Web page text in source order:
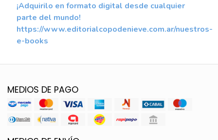
¡Adquirilo en formato digital desde cualquier
parte del mundo!
https://www.editorialcopodenieve.com.ar/nuestros-
e-books
MEDIOS DE PAGO